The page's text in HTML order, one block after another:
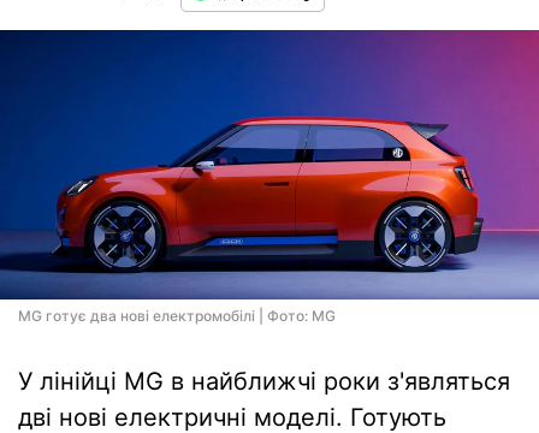
MG готує два нові електромобілі | Фото: MG
У лінійці MG в найближчі роки з'являться
дві нові електричні моделі. Готують